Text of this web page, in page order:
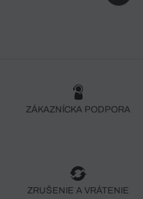
ZÁKAZNÍCKA PODPORA
ZRUŠENIE A VRÁTENIE